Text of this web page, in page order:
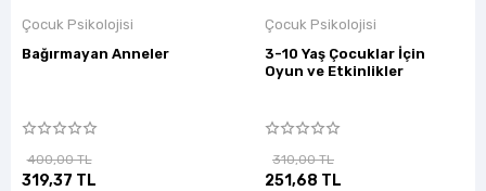
Çocuk Psikolojisi
Bağırmayan Anneler
400,00 TL
319,37 TL
Çocuk Psikolojisi
3-10 Yaş Çocuklar İçin
Oyun ve Etkinlikler
310,00 TL
251,68 TL